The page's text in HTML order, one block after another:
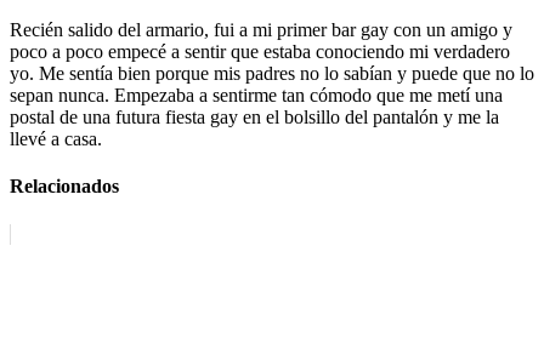
Recién salido del armario, fui a mi primer bar gay con un amigo y
poco a poco empecé a sentir que estaba conociendo mi verdadero
yo. Me sentía bien porque mis padres no lo sabían y puede que no lo
sepan nunca. Empezaba a sentirme tan cómodo que me metí una
postal de una futura fiesta gay en el bolsillo del pantalón y me la
llevé a casa.
Relacionados